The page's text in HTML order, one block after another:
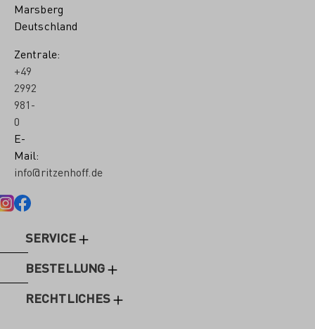
Marsberg
Deutschland
Zentrale:
+49
2992
981-
0
E-
Mail:
info@ritzenhoff.de
SERVICE
BESTELLUNG
RECHTLICHES